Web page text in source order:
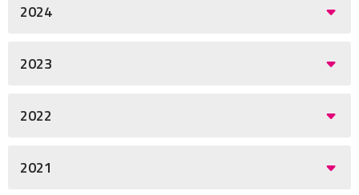
2024
2023
2022
2021